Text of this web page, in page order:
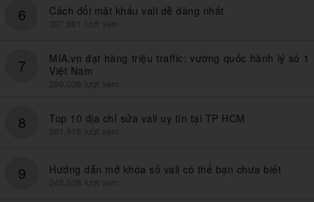
6 Cách đổi mật khẩu vali dễ dàng nhất
307,881 lượt xem
7
MIA.vn đạt hàng triệu traffic: vương quốc hành lý số 1
Việt Nam
299,038 lượt xem
8 Top 10 địa chỉ sửa vali uy tín tại TP HCM
261,918 lượt xem
9 Hướng dẫn mở khóa số vali có thể bạn chưa biết
245,538 lượt xem